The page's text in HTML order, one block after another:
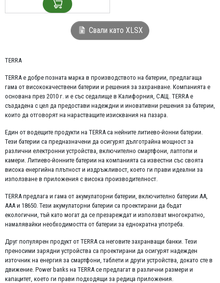
Свали като XLSX
TERRA
TERRA е добре позната марка в производството на батерии, предлагаща
гама от висококачествени батерии и решения за захранване. Компанията е
основана през 2010 г. и е със седалище в Калифорния, САЩ. TERRA е
създадена с цел да предостави надеждни и иновативни решения за батерии,
които да отговорят на нарастващите изисквания на пазара.
Един от водещите продукти на TERRA са нейните литиево-йонни батерии.
Тези батерии са предназначени да осигурят дълготрайна мощност за
различни електронни устройства, включително смартфони, лаптопи и
камери. Литиево-йонните батерии на компанията са известни със своята
висока енергийна плътност и издръжливост, което ги прави идеални за
използване в приложения с висока производителност.
TERRA предлага и гама от акумулаторни батерии, включително батерии AA,
AAA и 18650. Тези акумулаторни батерии са проектирани да бъдат
екологични, тъй като могат да се презареждат и използват многократно,
намалявайки необходимостта от батерии за еднократна употреба.
Друг популярен продукт от TERRA са неговите захранващи банки. Тези
преносими зарядни устройства са проектирани да осигурят надежден
източник на енергия за смартфони, таблети и други устройства, докато сте в
движение. Power banks на TERRA се предлагат в различни размери и
капацитет, което ги прави подходящи за редица приложения.